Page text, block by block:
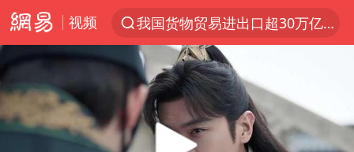
视频
我国货物贸易进出口超30万亿元
上半年我国机械工业经济运行稳中有进
台风白海豚加强
国防部回应日本试射“战斧”导弹